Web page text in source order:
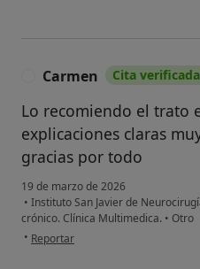
Carmen Cita verificada
Lo recomiendo el trato
explicaciones claras
gracias por todo
19 de marzo de 2026
• Instituto San Javier de
crónico. Clínica Multimedica. • Otro
• en opinión del usuario Carmen
Reportar
No, y no confío